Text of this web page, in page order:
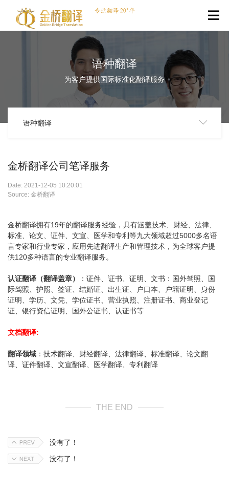
语种翻译
为客户提供国际标准化翻译服务
语种翻译
金桥翻译公司笔译服务
Date: 2021-12-05 10:20:01
Source: 金桥翻译
金桥翻译拥有19年的翻译服务经验，具有涵盖技术、财经、法律、
标准、论文、证件、文宣、医学和专利等九大领域超过5000多名语
言专家和行业专家，应用先进翻译生产和管理技术，为全球客户提
供120多种语言的专业翻译服务。
认证翻译 （翻译盖章）
：证件、证书、证明、文书：国外驾照、国
际驾照、护照、签证、结婚证、出生证、户口本、户籍证明、身份
证明、学历、文凭、学位证书、营业执照、注册证书、商业登记
证、银行资信证明、国外公证书、认证书等
文档翻译:
翻译领域 ：技术翻译、财经翻译、法律翻译、标准翻译、论文翻
译、证件翻译、文宣翻译、医学翻译、专利翻译
THE END
没有了！
没有了！